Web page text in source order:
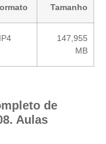
Tamanho
147,955
MB
de
Aulas